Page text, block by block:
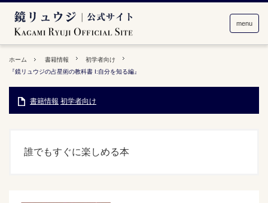
menu
ホーム 書籍情報
初学者向け
『鏡リュウジの占星術の教科書 I:自分を知る編』
書籍情報 初学者向け
誰でもすぐに楽しめる本